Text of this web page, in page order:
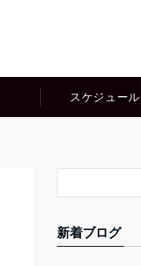
スケジュール
新着ブログ